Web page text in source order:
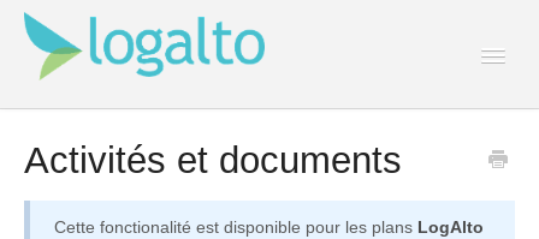
Activités et documents
Cette fonctionalité est disponible pour les plans LogAlto